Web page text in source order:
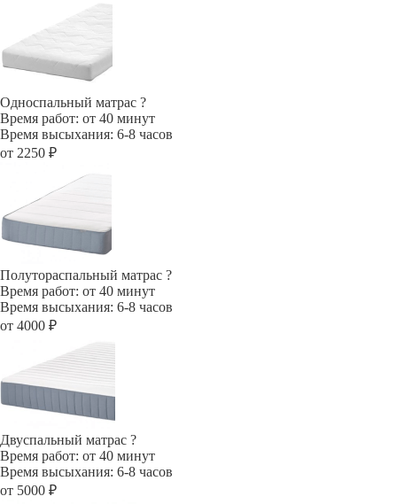
Односпальный матрас ?
Время работ: от 40 минут
Время высыхания: 6-8 часов
от 2250 ₽
Полутораспальный матрас ?
Время работ: от 40 минут
Время высыхания: 6-8 часов
от 4000 ₽
Двуспальный матрас ?
Время работ: от 40 минут
Время высыхания: 6-8 часов
от 5000 ₽